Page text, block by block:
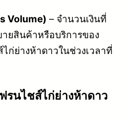
Volume) – จำนวนเงินที่
ยสินค้าหรือบริการของ
ก่ย่างห้าดาวในช่วงเวลาที่
รนไชส์ไก่ย่างห้าดาว